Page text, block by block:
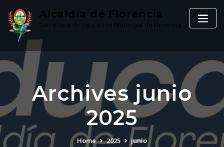
content
Alcaldía de Florencia
Secretaria de Educación Municipal de Florencia
Archives junio
2025
Home 2025 junio